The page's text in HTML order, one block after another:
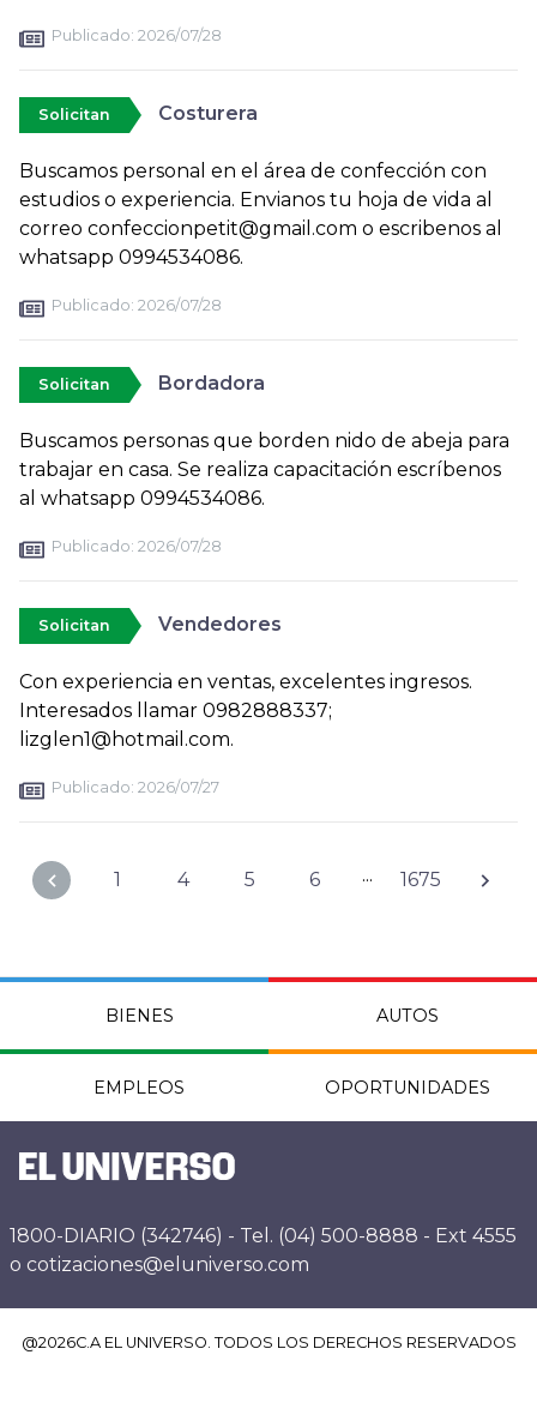
Publicado: 2026/07/28
Solicitan Costurera
Buscamos personal en el área de confección con
estudios o experiencia. Envianos tu hoja de vida al
correo confeccionpetit@gmail.com o escribenos al
whatsapp 0994534086.
Publicado: 2026/07/28
Solicitan Bordadora
Buscamos personas que borden nido de abeja para
trabajar en casa. Se realiza capacitación escríbenos
al whatsapp 0994534086.
Publicado: 2026/07/28
Solicitan Vendedores
Con experiencia en ventas, excelentes ingresos.
Interesados llamar 0982888337;
lizglen1@hotmail.com.
Publicado: 2026/07/27
1 4 5 6 ... 1675
BIENES AUTOS
EMPLEOS OPORTUNIDADES
1800-DIARIO (342746) - Tel. (04) 500-8888 - Ext 4555
o cotizaciones@eluniverso.com
@2026C.A EL UNIVERSO. TODOS LOS DERECHOS RESERVADOS